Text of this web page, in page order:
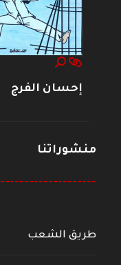
إحسان الفرج
منشوراتنا
--------------------
طريق الشعب